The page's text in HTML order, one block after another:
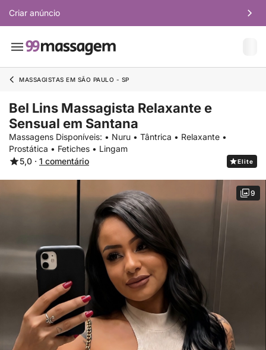
Criar anúncio
MASSAGISTAS EM SÃO PAULO - SP
Bel Lins Massagista Relaxante e
Sensual em Santana
Massagens Disponíveis: • Nuru • Tântrica • Relaxante •
Prostática • Fetiches • Lingam
5,0 · 1 comentário Elite
9